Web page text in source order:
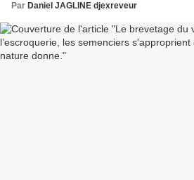
Par Daniel JAGLINE djexreveur